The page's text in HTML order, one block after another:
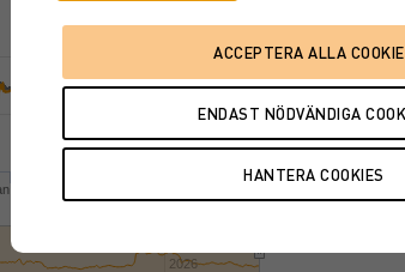
'25
2026